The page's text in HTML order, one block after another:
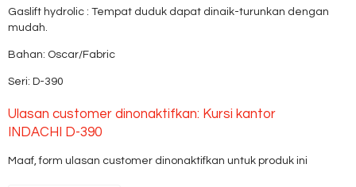
Gaslift hydrolic : Tempat duduk dapat dinaik-turunkan dengan
mudah.
Bahan: Oscar/Fabric
Seri: D-390
Ulasan customer dinonaktifkan: Kursi kantor
INDACHI D-390
Maaf, form ulasan customer dinonaktifkan untuk produk ini